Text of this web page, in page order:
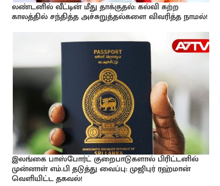
லண்டனில் வீட்டின் மீது தாக்குதல்: கல்வி கற்ற
காலத்தில் சந்தித்த அச்சுறுத்தல்களை விவரித்த நாமல்!
இலங்கை பாஸ்போர்ட் குறைபாடுகளால் பிரிட்டனில்
முன்னாள் எம்.பி தடுத்து வைப்பு: முஜிபுர் ரஹ்மான்
வெளியிட்ட தகவல்!